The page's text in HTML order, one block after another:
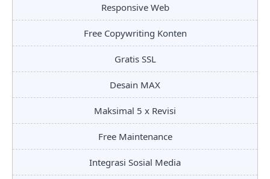
Responsive Web
Free Copywriting Konten
Gratis SSL
Desain MAX
Maksimal 5 x Revisi
Free Maintenance
Integrasi Sosial Media